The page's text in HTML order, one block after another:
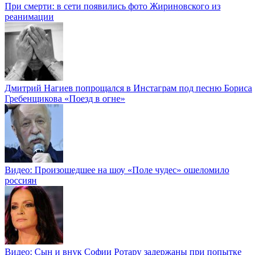
При смерти: в сети появились фото Жириновского из
реанимации
Дмитрий Нагиев попрощался в Инстаграм под песню Бориса
Гребенщикова «Поезд в огне»
Видео: Произошедшее на шоу «Поле чудес» ошеломило
россиян
Видео: Сын и внук Софии Ротару задержаны при попытке